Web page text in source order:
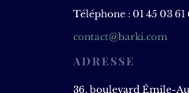
Téléphone : 01 45 03 61
contact@barki.com
ADRESSE
36, boulevard Émile-